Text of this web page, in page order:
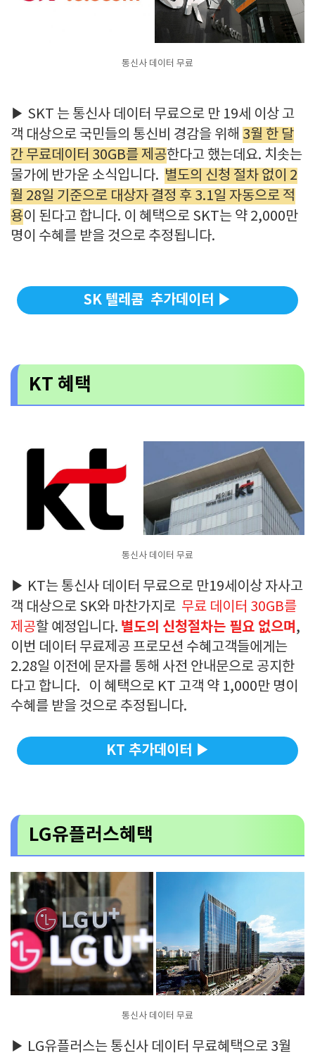
통신사 데이터 무료
▶ SKT 는 통신사 데이터 무료으로 만 19세 이상 고
객 대상으로 국민들의 통신비 경감을 위해 3월 한 달
간 무료데이터 30GB를 제공한다고 했는데요. 치솟는
물가에 반가운 소식입니다. 별도의 신청 절차 없이 2
월 28일 기준으로 대상자 결정 후 3.1일 자동으로 적
용이 된다고 합니다. 이 혜택으로 SKT는 약 2,000만
명이 수혜를 받을 것으로 추정됩니다.
SK 텔레콤 추가데이터 ▶
KT 혜택
통신사 데이터 무료
▶ KT는 통신사 데이터 무료으로 만19세이상 자사고
객 대상으로 SK와 마찬가지로 무료 데이터 30GB를
제공할 예정입니다. 별도의 신청절차는 필요 없으며 ,
이번 데이터 무료제공 프로모션 수혜고객들에게는
2.28일 이전에 문자를 통해 사전 안내문으로 공지한
다고 합니다. 이 혜택으로 KT 고객 약 1,000만 명이
수혜를 받을 것으로 추정됩니다.
KT 추가데이터 ▶
LG유플러스혜택
통신사 데이터 무료
▶ LG유플러스는 통신사 데이터 무료혜택으로 3월